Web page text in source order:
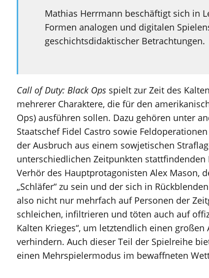
Mathias Herrmann beschäftigt sich in
Formen analogen und digitalen
geschichtsdidaktischer Betrachtungen.
Call of Duty: Black Opsspielt zur Zeit des
mehrerer Charaktere, die für den
Ops) ausführen sollen. Dazu gehören unter
Staatschef Fidel Castro sowie
der Ausbruch aus einem sowjetischen
unterschiedlichen Zeitpunkten
Verhör des Hauptprotagonisten Alex Mason,
„Schläfer“ zu sein und der sich in
also nicht nur mehrfach auf Personen der
schleichen, infiltrieren und töten auch auf
Kalten Krieges“, um letztendlich einen
verhindern. Auch dieser Teil der Spielreihe
einen Mehrspielermodus im bewaffneten